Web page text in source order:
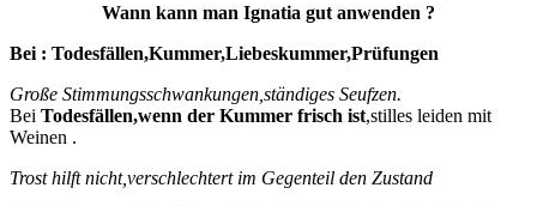
Wann kann man Ignatia gut anwenden ?
Bei : Todesfällen,Kummer,Liebeskummer,Prüfungen
Große Stimmungsschwankungen,ständiges Seufzen.
Bei Todesfällen,wenn der Kummer frisch ist,stilles leiden mit
Weinen .
Trost hilft nicht,verschlechtert im Gegenteil den Zustand